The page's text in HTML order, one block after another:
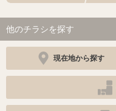
他のチラシを探す
現在地から探す